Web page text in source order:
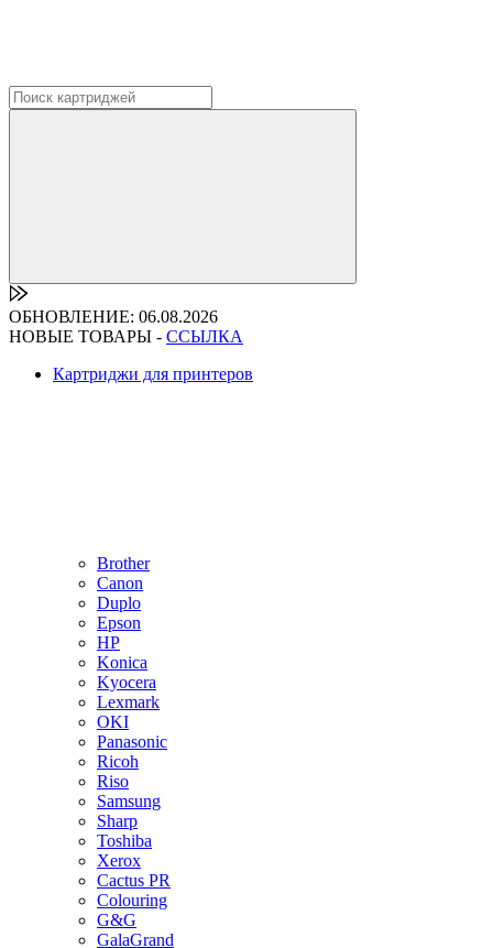
ОБНОВЛЕНИЕ: 06.08.2026
НОВЫЕ ТОВАРЫ - ССЫЛКА
Картриджи для принтеров
Brother
Canon
Duplo
Epson
HP
Konica
Kyocera
Lexmark
OKI
Panasonic
Ricoh
Riso
Samsung
Sharp
Toshiba
Xerox
Cactus PR
Colouring
G&G
GalaGrand